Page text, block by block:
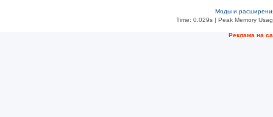
Моды и
Time: 0.029s| Peak Memory
Рeклама на